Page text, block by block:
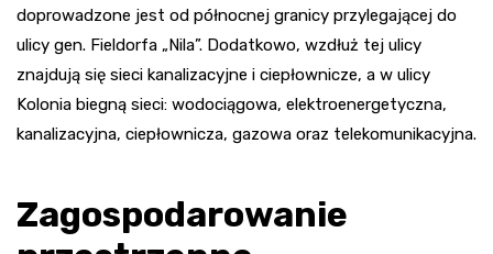
doprowadzone jest od północnej granicy przylegającej do
ulicy gen. Fieldorfa „Nila”. Dodatkowo, wzdłuż tej ulicy
znajdują się sieci kanalizacyjne i ciepłownicze, a w ulicy
Kolonia biegną sieci: wodociągowa, elektroenergetyczna,
kanalizacyjna, ciepłownicza, gazowa oraz telekomunikacyjna.
Zagospodarowanie